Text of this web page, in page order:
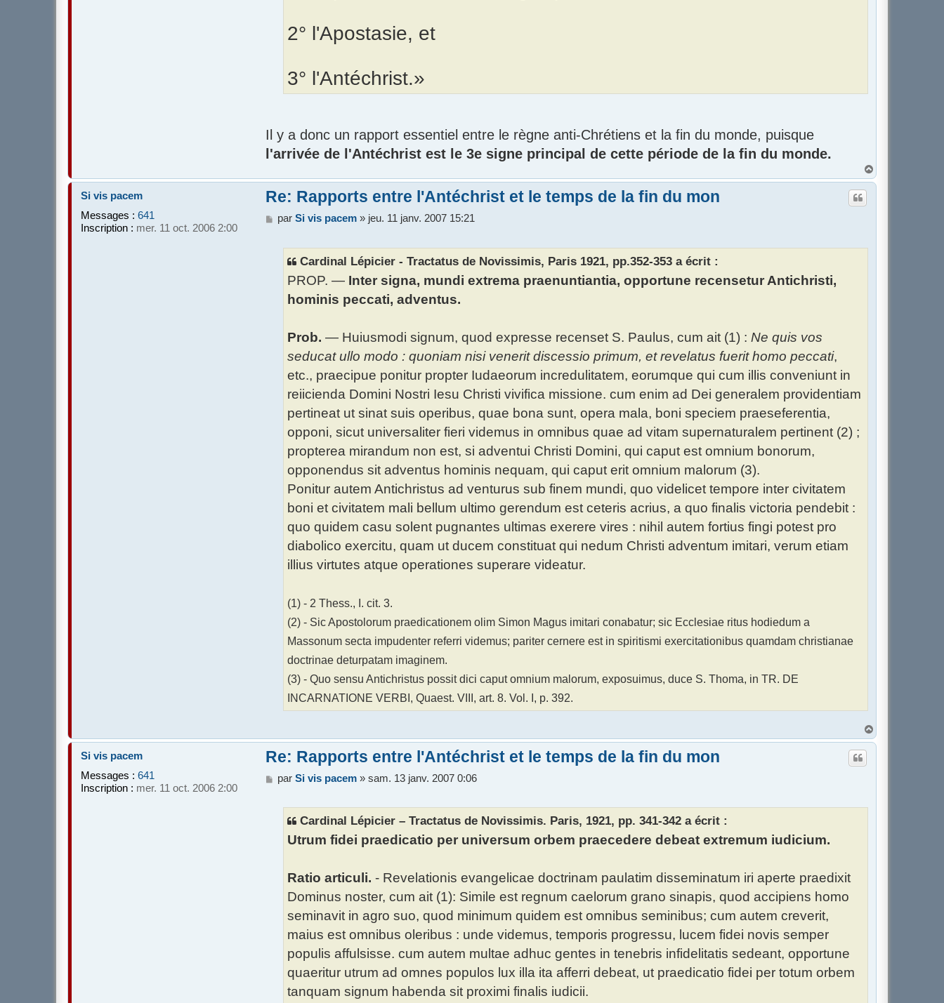
2° l'Apostasie, et
3° l'Antéchrist.»
Il y a donc un rapport essentiel entre le règne anti-Chrétiens et la fin du monde, puisque
l'arrivée de l'Antéchrist est le 3e signe principal de cette période de la fin du monde.
a
u
Si vis pacem
Messages : 641
Inscription : mer. 11 oct. 2006 2:00
Re: Rapports entre l'Antéchrist et le temps de la fin du mon
M
parSi vis pacem » jeu. 11 janv. 2007 15:21
Cardinal Lépicier - Tractatus de Novissimis, Paris 1921, pp.352-353 a écrit :
PROP. — Inter signa, mundi extrema praenuntiantia, opportune recensetur Antichristi,
hominis peccati, adventus.
Prob. — Huiusmodi signum, quod expresse recenset S. Paulus, cum ait (1) :Ne quis vos
seducat ullo modo : quoniam nisi venerit discessio primum, et revelatus fuerit homo peccati,
etc., praecipue ponitur propter Iudaeorum incredulitatem, eorumque qui cum illis conveniunt in
reiicienda Domini Nostri Iesu Christi vivifica missione. cum enim ad Dei generalem providentiam
pertineat ut sinat suis operibus, quae bona sunt, opera mala, boni speciem praeseferentia,
opponi, sicut universaliter fieri videmus in omnibus quae ad vitam supernaturalem pertinent (2) ;
propterea mirandum non est, si adventui Christi Domini, qui caput est omnium bonorum,
opponendus sit adventus hominis nequam, qui caput erit omnium malorum (3).
Ponitur autem Antichristus ad venturus sub finem mundi, quo videlicet tempore inter civitatem
boni et civitatem mali bellum ultimo gerendum est ceteris acrius, a quo finalis victoria pendebit :
quo quidem casu solent pugnantes ultimas exerere vires : nihil autem fortius fingi potest pro
diabolico exercitu, quam ut ducem constituat qui nedum Christi adventum imitari, verum etiam
illius virtutes atque operationes superare videatur.
(1) - 2 Thess., I. cit. 3.
(2) - Sic Apostolorum praedicationem olim Simon Magus imitari conabatur; sic Ecclesiae ritus hodiedum a
Massonum secta impudenter referri videmus; pariter cernere est in spiritismi exercitationibus quamdam christianae
doctrinae deturpatam imaginem.
(3) - Quo sensu Antichristus possit dici caput omnium malorum, exposuimus, duce S. Thoma, in TR. DE
INCARNATIONE VERBI, Quaest. VIII, art. 8. Vol. I, p. 392.
a
u
Si vis pacem
Messages : 641
Inscription : mer. 11 oct. 2006 2:00
Re: Rapports entre l'Antéchrist et le temps de la fin du mon
M
parSi vis pacem »sam. 13 janv. 2007 0:06
Cardinal Lépicier – Tractatus de Novissimis. Paris, 1921, pp. 341-342 a écrit :
Utrum fidei praedicatio per universum orbem praecedere debeat extremum iudicium.
Ratio articuli. - Revelationis evangelicae doctrinam paulatim disseminatum iri aperte praedixit
Dominus noster, cum ait (1): Simile est regnum caelorum grano sinapis, quod accipiens homo
seminavit in agro suo, quod minimum quidem est omnibus seminibus; cum autem creverit,
maius est omnibus oleribus : unde videmus, temporis progressu, lucem fidei novis semper
populis affulsisse. cum autem multae adhuc gentes in tenebris infidelitatis sedeant, opportune
quaeritur utrum ad omnes populos lux illa ita afferri debeat, ut praedicatio fidei per totum orbem
tanquam signum habenda sit proximi finalis iudicii.